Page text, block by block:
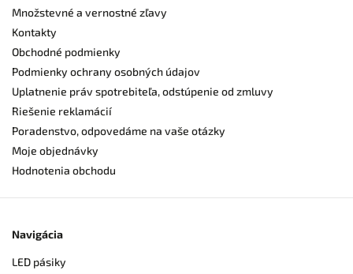
Množstevné a vernostné zľavy
Kontakty
Obchodné podmienky
Podmienky ochrany osobných údajov
Uplatnenie práv spotrebiteľa, odstúpenie od zmluvy
Riešenie reklamácií
Poradenstvo, odpovedáme na vaše otázky
Moje objednávky
Hodnotenia obchodu
Navigácia
LED pásiky